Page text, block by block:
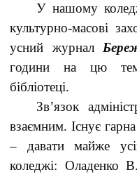
У нашому
культурно-масові
усний журнал
години на цю
бібліотеці.
Зв’язок
взаємним. Існує
– давати майже
коледжі: Оладенко